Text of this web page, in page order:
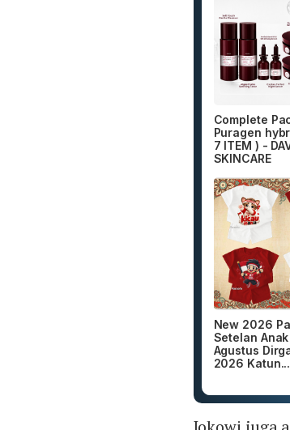
Complete
Puragen
7 ITEM ) -
SKINCARE
New 2026
Setelan Anak
Agustus
2026 Katun...